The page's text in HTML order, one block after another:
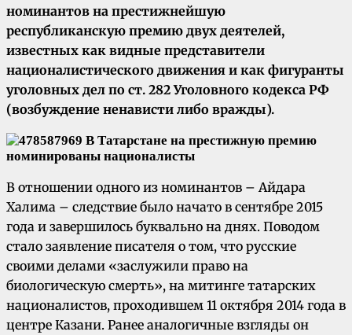
номинантов на престижнейшую
республиканскую премию двух деятелей,
известных как видные представители
националистического движения и как фигуранты
уголовных дел по ст. 282 Уголовного кодекса РФ
(возбуждение ненависти либо вражды).
В отношении одного из номинантов – Айдара
Халима – следствие было начато в сентябре 2015
года и завершилось буквально на днях. Поводом
стало заявление писателя о том, что русские
своими делами «заслужили право на
биологическую смерть», на митинге татарских
националистов, проходившем 11 октября 2014 года в
центре Казани. Ранее аналогичные взгляды он